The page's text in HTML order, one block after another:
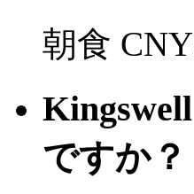
朝食
ですか？